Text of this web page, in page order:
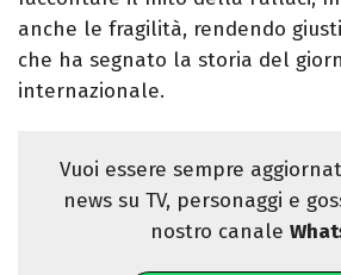
anche le fragilità, rendendo
che ha segnato la storia del
internazionale.
Vuoi essere sempre
news su TV, personaggi e
nostro canale